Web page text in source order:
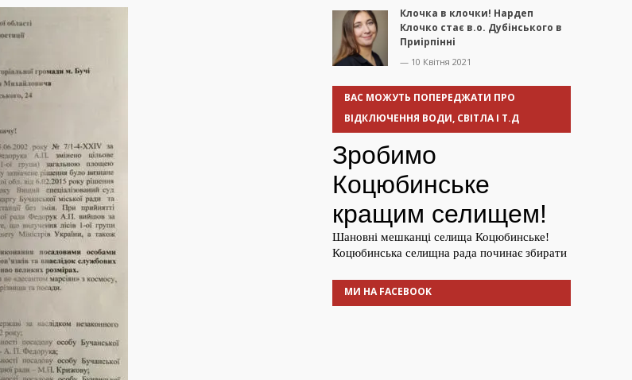
Клочка в клочки! Нардеп
Клочко стає в.о. Дубінського в
Приірпінні
— 10 Квітня 2021
ВАС МОЖУТЬ ПОПЕРЕДЖАТИ ПРО
ВІДКЛЮЧЕННЯ ВОДИ, СВІТЛА І Т.Д
МИ НА FACEBOOK